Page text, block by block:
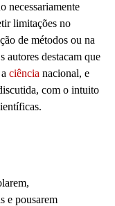
necessariamente
limitações no
de métodos ou na
autores destacam que
ciência nacional, e
com o intuito
e pousarem